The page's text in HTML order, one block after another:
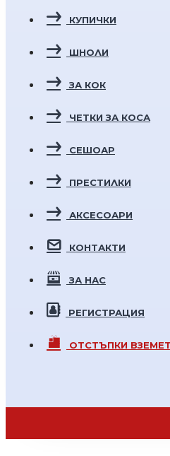
КУПИЧКИ
ШНОЛИ
ЗА КОК
ЧЕТКИ ЗА КОСА
СЕШОАР
ПРЕСТИЛКИ
АКСЕСОАРИ
КОНТАКТИ
ЗА НАС
РЕГИСТРАЦИЯ
ОТСТЪПКИ